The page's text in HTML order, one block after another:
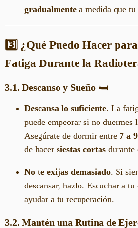
gradualmente a medida que tu
3️⃣ ¿Qué Puedo Hacer
Fatiga Durante la
3.1. Descanso y Sueño 🛏️
Descansa lo suficiente. La
puede empeorar si no duermes
Asegúrate de dormir entre 7 a
de hacer siestas cortas durante
No te exijas demasiado. Si
descansar, hazlo. Escuchar a tu
ayudar a tu recuperación.
3.2. Mantén una Rutina de